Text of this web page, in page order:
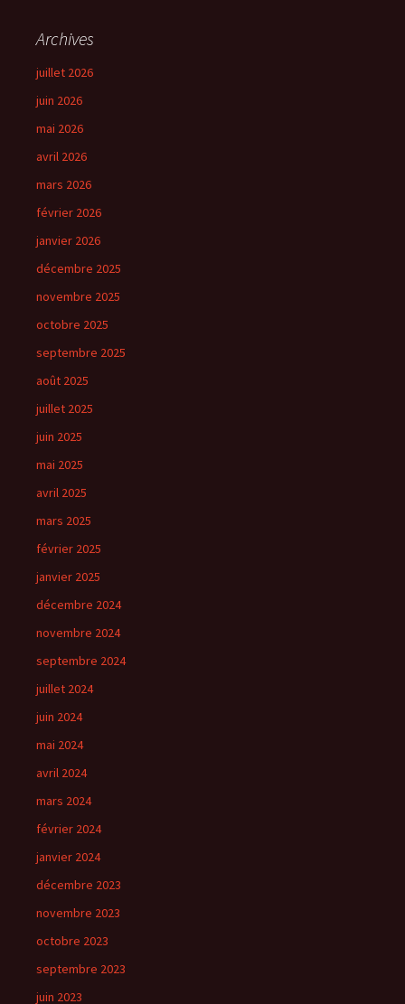
Archives
juillet 2026
juin 2026
mai 2026
avril 2026
mars 2026
février 2026
janvier 2026
décembre 2025
novembre 2025
octobre 2025
septembre 2025
août 2025
juillet 2025
juin 2025
mai 2025
avril 2025
mars 2025
février 2025
janvier 2025
décembre 2024
novembre 2024
septembre 2024
juillet 2024
juin 2024
mai 2024
avril 2024
mars 2024
février 2024
janvier 2024
décembre 2023
novembre 2023
octobre 2023
septembre 2023
juin 2023